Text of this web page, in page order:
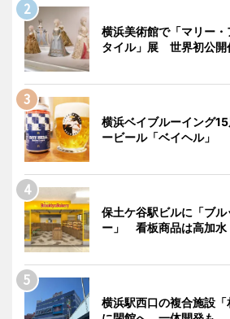
横浜美術館で「マリー
タイル」展 世界初公開
横浜ベイブルーイング
ービール「ベイヘル」
保土ケ谷駅ビルに「ブル
ー」 看板商品は高加水
横浜駅西口の複合施設